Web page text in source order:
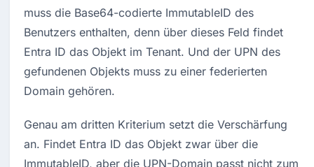
muss die Base64-codierte ImmutableID des
Benutzers enthalten, denn über dieses Feld findet
Entra ID das Objekt im Tenant. Und der UPN des
gefundenen Objekts muss zu einer federierten
Domain gehören.
Genau am dritten Kriterium setzt die Verschärfung
an. Findet Entra ID das Objekt zwar über die
ImmutableID, aber die UPN-Domain passt nicht zum